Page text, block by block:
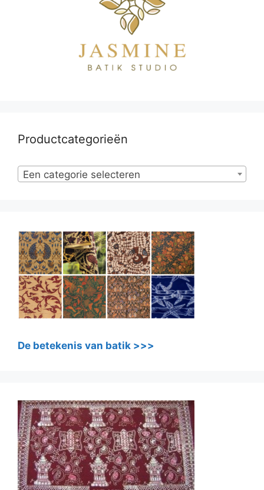
Productcategorieën
Een categorie selecteren
De betekenis van batik >>>